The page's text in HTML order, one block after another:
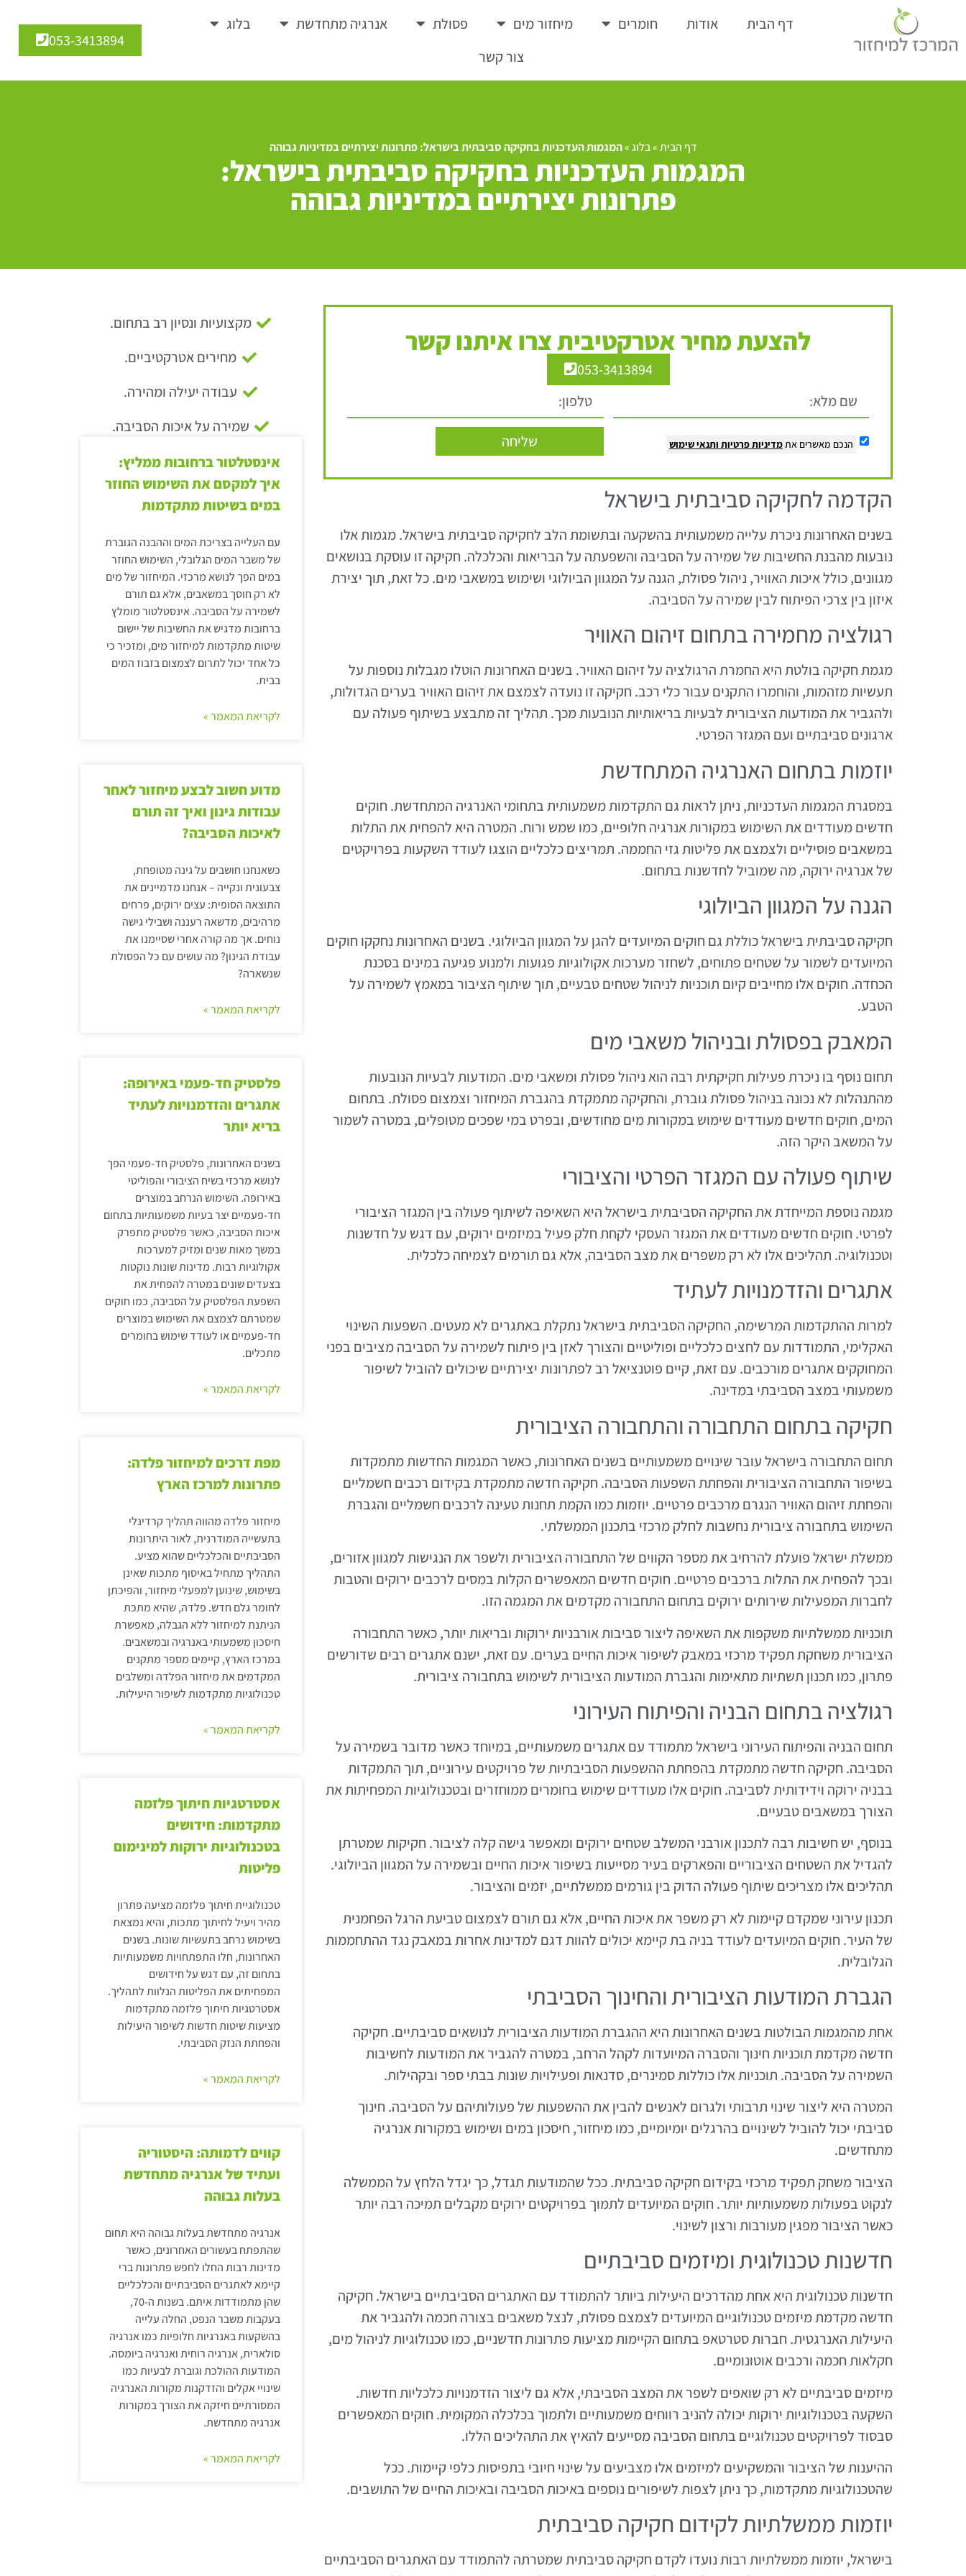
דף הבית אודות חומרים מיחזור מים פסולת אנרגיה מתחדשת
בלוג
צור קשר
053-3413894
דף הבית»בלוג»המגמות העדכניות בחקיקה סביבתית בישראל: פתרונות יצירתיים במדיניות גבוהה
המגמות העדכניות בחקיקה סביבתית בישראל:
פתרונות יצירתיים במדיניות גבוהה
להצעת מחיר אטרקטיבית צרו איתנו קשר
053-3413894
הנכם מאשרים אתמדיניות פרטיות ותנאי שימוש שליחה
הקדמה לחקיקה סביבתית בישראל
בשנים האחרונות ניכרת עלייה משמעותית בהשקעה ובתשומת הלב לחקיקה סביבתית בישראל. מגמות אלו
נובעות מהבנת החשיבות של שמירה על הסביבה והשפעתה על הבריאות והכלכלה. חקיקה זו עוסקת בנושאים
מגוונים, כולל איכות האוויר, ניהול פסולת, הגנה על המגוון הביולוגי ושימוש במשאבי מים. כל זאת, תוך יצירת
איזון בין צרכי הפיתוח לבין שמירה על הסביבה.
רגולציה מחמירה בתחום זיהום האוויר
מגמת חקיקה בולטת היא החמרת הרגולציה על זיהום האוויר. בשנים האחרונות הוטלו מגבלות נוספות על
תעשיות מזהמות, והוחמרו התקנים עבור כלי רכב. חקיקה זו נועדה לצמצם את זיהום האוויר בערים הגדולות,
ולהגביר את המודעות הציבורית לבעיות בריאותיות הנובעות מכך. תהליך זה מתבצע בשיתוף פעולה עם
ארגונים סביבתיים ועם המגזר הפרטי.
יוזמות בתחום האנרגיה המתחדשת
במסגרת המגמות העדכניות, ניתן לראות גם התקדמות משמעותית בתחומי האנרגיה המתחדשת. חוקים
חדשים מעודדים את השימוש במקורות אנרגיה חלופיים, כמו שמש ורוח. המטרה היא להפחית את התלות
במשאבים פוסיליים ולצמצם את פליטות גזי החממה. תמריצים כלכליים הוצגו לעודד השקעות בפרויקטים
של אנרגיה ירוקה, מה שמוביל לחדשנות בתחום.
הגנה על המגוון הביולוגי
חקיקה סביבתית בישראל כוללת גם חוקים המיועדים להגן על המגוון הביולוגי. בשנים האחרונות נחקקו חוקים
המיועדים לשמור על שטחים פתוחים, לשחזר מערכות אקולוגיות פגועות ולמנוע פגיעה במינים בסכנת
הכחדה. חוקים אלו מחייבים קיום תוכניות לניהול שטחים טבעיים, תוך שיתוף הציבור במאמץ לשמירה על
הטבע.
המאבק בפסולת ובניהול משאבי מים
תחום נוסף בו ניכרת פעילות חקיקתית רבה הוא ניהול פסולת ומשאבי מים. המודעות לבעיות הנובעות
מהתנהלות לא נכונה בניהול פסולת גוברת, והחקיקה מתמקדת בהגברת המיחזור וצמצום פסולת. בתחום
המים, חוקים חדשים מעודדים שימוש במקורות מים מחודשים, ובפרט במי שפכים מטופלים, במטרה לשמור
על המשאב היקר הזה.
שיתוף פעולה עם המגזר הפרטי והציבורי
מגמה נוספת המייחדת את החקיקה הסביבתית בישראל היא השאיפה לשיתוף פעולה בין המגזר הציבורי
לפרטי. חוקים חדשים מעודדים את המגזר העסקי לקחת חלק פעיל במיזמים ירוקים, עם דגש על חדשנות
וטכנולוגיה. תהליכים אלו לא רק משפרים את מצב הסביבה, אלא גם תורמים לצמיחה כלכלית.
אתגרים והזדמנויות לעתיד
למרות ההתקדמות המרשימה, החקיקה הסביבתית בישראל נתקלת באתגרים לא מעטים. השפעות השינוי
האקלימי, התמודדות עם לחצים כלכליים ופוליטיים והצורך לאזן בין פיתוח לשמירה על הסביבה מציבים בפני
המחוקקים אתגרים מורכבים. עם זאת, קיים פוטנציאל רב לפתרונות יצירתיים שיכולים להוביל לשיפור
משמעותי במצב הסביבתי במדינה.
חקיקה בתחום התחבורה והתחבורה הציבורית
תחום התחבורה בישראל עובר שינויים משמעותיים בשנים האחרונות, כאשר המגמות החדשות מתמקדות
בשיפור התחבורה הציבורית והפחתת השפעות הסביבה. חקיקה חדשה מתמקדת בקידום רכבים חשמליים
והפחתת זיהום האוויר הנגרם מרכבים פרטיים. יוזמות כמו הקמת תחנות טעינה לרכבים חשמליים והגברת
השימוש בתחבורה ציבורית נחשבות לחלק מרכזי בתכנון הממשלתי.
ממשלת ישראל פועלת להרחיב את מספר הקווים של התחבורה הציבורית ולשפר את הנגישות למגוון אזורים,
ובכך להפחית את התלות ברכבים פרטיים. חוקים חדשים המאפשרים הקלות במסים לרכבים ירוקים והטבות
לחברות המפעילות שירותים ירוקים בתחום התחבורה מקדמים את המגמה הזו.
תוכניות ממשלתיות משקפות את השאיפה ליצור סביבות אורבניות ירוקות ובריאות יותר, כאשר התחבורה
הציבורית משחקת תפקיד מרכזי במאבק לשיפור איכות החיים בערים. עם זאת, ישנם אתגרים רבים שדורשים
פתרון, כמו תכנון תשתיות מתאימות והגברת המודעות הציבורית לשימוש בתחבורה ציבורית.
רגולציה בתחום הבניה והפיתוח העירוני
תחום הבניה והפיתוח העירוני בישראל מתמודד עם אתגרים משמעותיים, במיוחד כאשר מדובר בשמירה על
הסביבה. חקיקה חדשה מתמקדת בהפחתת ההשפעות הסביבתיות של פרויקטים עירוניים, תוך התמקדות
בבניה ירוקה וידידותית לסביבה. חוקים אלו מעודדים שימוש בחומרים ממוחזרים ובטכנולוגיות המפחיתות את
הצורך במשאבים טבעיים.
בנוסף, יש חשיבות רבה לתכנון אורבני המשלב שטחים ירוקים ומאפשר גישה קלה לציבור. חקיקות שמטרתן
להגדיל את השטחים הציבוריים והפארקים בעיר מסייעות בשיפור איכות החיים ובשמירה על המגוון הביולוגי.
תהליכים אלו מצריכים שיתוף פעולה הדוק בין גורמים ממשלתיים, יזמים והציבור.
תכנון עירוני שמקדם קיימות לא רק משפר את איכות החיים, אלא גם תורם לצמצום טביעת הרגל הפחמנית
של העיר. חוקים המיועדים לעודד בניה בת קיימא יכולים להוות דגם למדינות אחרות במאבק נגד ההתחממות
הגלובלית.
הגברת המודעות הציבורית והחינוך הסביבתי
אחת מהמגמות הבולטות בשנים האחרונות היא ההגברת המודעות הציבורית לנושאים סביבתיים. חקיקה
חדשה מקדמת תוכניות חינוך והסברה המיועדות לקהל הרחב, במטרה להגביר את המודעות לחשיבות
השמירה על הסביבה. תוכניות אלו כוללות סמינרים, סדנאות ופעילויות שונות בבתי ספר ובקהילות.
המטרה היא ליצור שינוי תרבותי ולגרום לאנשים להבין את ההשפעות של פעולותיהם על הסביבה. חינוך
סביבתי יכול להוביל לשינויים בהרגלים יומיומיים, כמו מיחזור, חיסכון במים ושימוש במקורות אנרגיה
מתחדשים.
הציבור משחק תפקיד מרכזי בקידום חקיקה סביבתית. ככל שהמודעות תגדל, כך יגדל הלחץ על הממשלה
לנקוט בפעולות משמעותיות יותר. חוקים המיועדים לתמוך בפרויקטים ירוקים מקבלים תמיכה רבה יותר
כאשר הציבור מפגין מעורבות ורצון לשינוי.
חדשנות טכנולוגית ומיזמים סביבתיים
חדשנות טכנולוגית היא אחת מהדרכים היעילות ביותר להתמודד עם האתגרים הסביבתיים בישראל. חקיקה
חדשה מקדמת מיזמים טכנולוגיים המיועדים לצמצם פסולת, לנצל משאבים בצורה חכמה ולהגביר את
היעילות האנרגטית. חברות סטרטאפ בתחום הקיימות מציעות פתרונות חדשניים, כמו טכנולוגיות לניהול מים,
חקלאות חכמה ורכבים אוטונומיים.
מיזמים סביבתיים לא רק שואפים לשפר את המצב הסביבתי, אלא גם ליצור הזדמנויות כלכליות חדשות.
השקעה בטכנולוגיות ירוקות יכולה להניב רווחים משמעותיים ולתמוך בכלכלה המקומית. חוקים המאפשרים
סבסוד לפרויקטים טכנולוגיים בתחום הסביבה מסייעים להאיץ את התהליכים הללו.
ההיענות של הציבור והמשקיעים למיזמים אלו מצביעים על שינוי חיובי בתפיסות כלפי קיימות. ככל
שהטכנולוגיות מתקדמות, כך ניתן לצפות לשיפורים נוספים באיכות הסביבה ובאיכות החיים של התושבים.
יוזמות ממשלתיות לקידום חקיקה סביבתית
בישראל, יוזמות ממשלתיות רבות נועדו לקדם חקיקה סביבתית שמטרתה להתמודד עם האתגרים הסביבתיים
מקצועיות ונסיון רב בתחום.
מחירים אטרקטיביים.
עבודה יעילה ומהירה.
שמירה על איכות הסביבה.
אינסטלטור ברחובות ממליץ:
איך למקסם את השימוש החוזר
במים בשיטות מתקדמות
עם העלייה בצריכת המים וההבנה הגוברת
של משבר המים הגלובלי, השימוש החוזר
במים הפך לנושא מרכזי. המיחזור של מים
לא רק חוסך במשאבים, אלא גם תורם
לשמירה על הסביבה. אינסטלטור מומלץ
ברחובות מדגיש את החשיבות של יישום
שיטות מתקדמות למיחזור מים, ומזכיר כי
כל אחד יכול לתרום לצמצום בזבוז המים
בבית.
לקריאת המאמר »
מדוע חשוב לבצע מיחזור לאחר
עבודות גינון ואיך זה תורם
לאיכות הסביבה?
כשאנחנו חושבים על גינה מטופחת,
צבעונית ונקייה – אנחנו מדמיינים את
התוצאה הסופית: עצים ירוקים, פרחים
מרהיבים, מדשאה רעננה ושבילי גישה
נוחים. אך מה קורה אחרי שסיימנו את
עבודת הגינון? מה עושים עם כל הפסולת
שנשארה?
לקריאת המאמר »
פלסטיק חד-פעמי באירופה:
אתגרים והזדמנויות לעתיד
בריא יותר
בשנים האחרונות, פלסטיק חד-פעמי הפך
לנושא מרכזי בשיח הציבורי והפוליטי
באירופה. השימוש הנרחב במוצרים
חד-פעמיים יצר בעיות משמעותיות בתחום
איכות הסביבה, כאשר פלסטיק מתפרק
במשך מאות שנים ומזיק למערכות
אקולוגיות רבות. מדינות שונות נוקטות
בצעדים שונים במטרה להפחית את
השפעת הפלסטיק על הסביבה, כמו חוקים
שמטרתם לצמצם את השימוש במוצרים
חד-פעמיים או לעודד שימוש בחומרים
מתכלים.
לקריאת המאמר »
מפת דרכים למיחזור פלדה:
פתרונות למרכז הארץ
מיחזור פלדה מהווה תהליך קרדינלי
בתעשייה המודרנית, לאור היתרונות
הסביבתיים והכלכליים שהוא מציע.
התהליך מתחיל באיסוף מתכות שאינן
בשימוש, שינוען למפעלי מיחזור, והפיכתן
לחומר גלם חדש. פלדה, שהיא מתכת
הניתנת למיחזור ללא הגבלה, מאפשרת
חיסכון משמעותי באנרגיה ובמשאבים.
במרכז הארץ, קיימים מספר מתקנים
המקדמים את מיחזור הפלדה ומשלבים
טכנולוגיות מתקדמות לשיפור היעילות.
לקריאת המאמר »
אסטרטגיות חיתוך פלזמה
מתקדמות: חידושים
בטכנולוגיות ירוקות למינימום
פליטות
טכנולוגיית חיתוך פלזמה מציעה פתרון
מהיר ויעיל לחיתוך מתכות, והיא נמצאת
בשימוש נרחב בתעשיות שונות. בשנים
האחרונות, חלו התפתחויות משמעותיות
בתחום זה, עם דגש על חידושים
המפחיתים את הפליטות הנלוות לתהליך.
אסטרטגיות חיתוך פלזמה מתקדמות
מציעות שיטות חדשות לשיפור היעילות
והפחתת הנזק הסביבתי.
לקריאת המאמר »
קווים לדמותה: היסטוריה
ועתיד של אנרגיה מתחדשת
בעלות גבוהה
אנרגיה מתחדשת בעלות גבוהה היא תחום
שהתפתח בעשורים האחרונים, כאשר
מדינות רבות החלו לחפש פתרונות ברי
קיימא לאתגרים הסביבתיים והכלכליים
שהן מתמודדות איתם. בשנות ה-70,
בעקבות משבר הנפט, החלה עלייה
בהשקעות באנרגיות חלופיות כמו אנרגיה
סולארית, אנרגיה רוחית ואנרגיה ביומסה.
המודעות ההולכת וגוברת לבעיות כמו
שינויי אקלים והזדקנות מקורות האנרגיה
המסורתיים חיזקה את הצורך במקורות
אנרגיה מתחדשת.
לקריאת המאמר »